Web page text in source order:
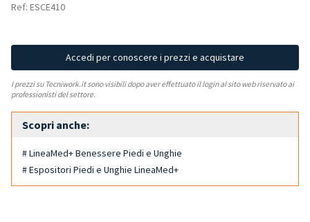
Ref: ESCE410
Accedi per conoscere i prezzi e acquistare
I prezzi su Tecniwork.it sono visibili dopo aver effettuato il login al sito web riservato ai
professionisti del settore.
Scopri anche:
# LineaMed+ Benessere Piedi e Unghie
# Espositori Piedi e Unghie LineaMed+